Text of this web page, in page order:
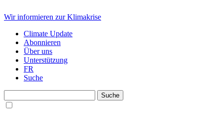
Wir informieren zur Klimakrise
Climate Update
Abonnieren
Über uns
Unterstützung
FR
Suche